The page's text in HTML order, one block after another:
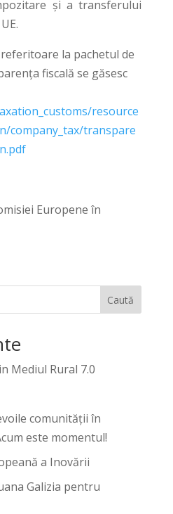
și a transferului
la pachetul de
fiscală se găsesc
resource
company_tax/transpare
Europene în
Caută
Mediul Rural 7.0
comunității în
este momentul!
a Inovării
Galizia pentru